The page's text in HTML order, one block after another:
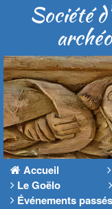
Société
Accueil
Le Goëlo
Événements passés